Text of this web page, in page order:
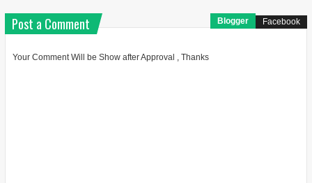
Post a Comment Blogger Facebook
Your Comment Will be Show after Approval , Thanks